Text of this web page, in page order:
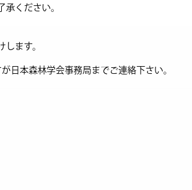
ください。
ます。
日本森林学会事務局までご連絡下さい。